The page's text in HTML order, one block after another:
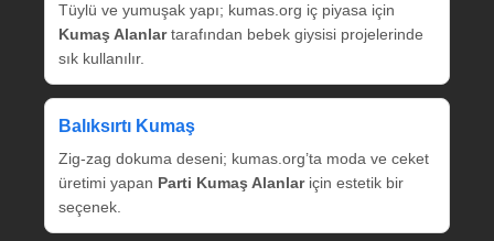
Tüylü ve yumuşak yapı; kumas.org iç piyasa için
Kumaş Alanlartarafından bebek giysisi projelerinde
sık kullanılır.
Balıksırtı Kumaş
Zig‑zag dokuma deseni; kumas.org’ta moda ve ceket
üretimi yapan Parti Kumaş Alanlariçin estetik bir
seçenek.